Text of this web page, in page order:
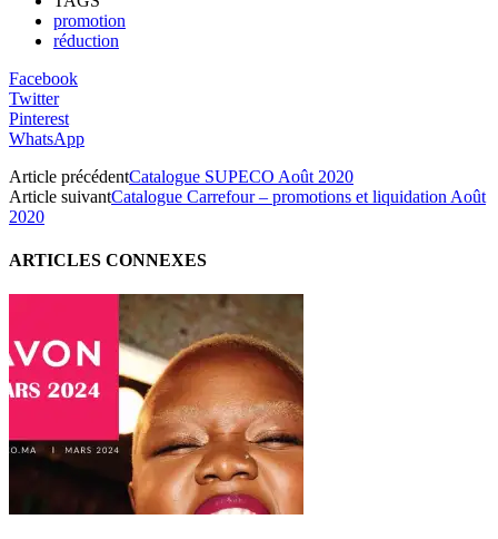
promotion
réduction
Facebook
Twitter
Pinterest
WhatsApp
Article précédentCatalogue SUPECO Août 2020
Article suivantCatalogue Carrefour – promotions et liquidation Août
2020
ARTICLES CONNEXES